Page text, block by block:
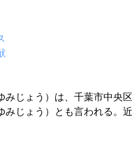
みじょう）は、千葉市中央
みじょう）とも言われる。